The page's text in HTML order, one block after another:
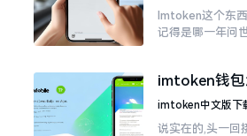
Imtoken这个东
记得是哪一年问
多快要十年的时
imtoken钱包
户告诉你靠
imtoken中文版下
说实在的,头一回